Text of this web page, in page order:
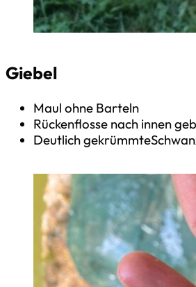
Giebel
Maul ohne Barteln
Rückenflosse nach innen
Deutlich